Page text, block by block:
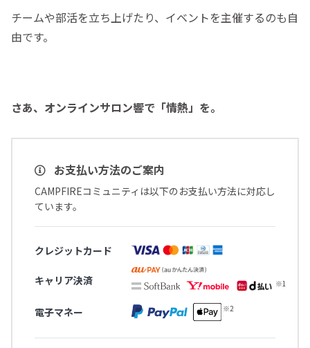
チームや部活を立ち上げたり、イベントを主催するのも自
由です。
さあ、オンラインサロン響で「情熱」を。
お支払い方法のご案内
CAMPFIREコミュニティは以下のお支払い方法に対応し
ています。
クレジットカード
キャリア決済
電子マネー